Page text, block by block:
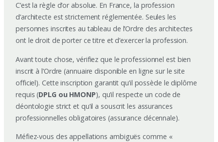
C’est la règle d’or absolue. En France, la profession
d’architecte est strictement réglementée. Seules les
personnes inscrites au tableau de l’Ordre des architectes
ont le droit de porter ce titre et d’exercer la profession.
Avant toute chose, vérifiez que le professionnel est bien
inscrit à l’Ordre (annuaire disponible en ligne sur le site
officiel). Cette inscription garantit qu’il possède le diplôme
requis (DPLG ou HMONP), qu’il respecte un code de
déontologie strict et qu’il a souscrit les assurances
professionnelles obligatoires (assurance décennale).
Méfiez-vous des appellations ambiguës comme «